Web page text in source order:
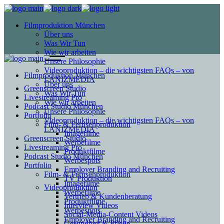
Filmproduktion München
Über uns
Was Wir Tun
Wie wir arbeiten
Unsere Philosophie
Videoproduktion – die wichtigsten FAQs – von
LANIZMEDIA
Greenscreen Studio
Livestreaming Pro
Podcast Studio München
Portfolio
Film- & Fernsehproduktion
Imagefilme
Werbefilme
Produktfilme
Werbespots
Employer Branding and Recruiting
TV Produktion
Videoproduktion
Vertrieb & Kundenberatung
Interview Videos
Social-Media-Content Videos
Filmproduktion München
Über uns
Was Wir Tun
Wie wir arbeiten
Unsere Philosophie
Videoproduktion – die wichtigsten FAQs – von
LANIZMEDIA
Greenscreen Studio
Livestreaming Pro
Podcast Studio München
Portfolio
Film- & Fernsehproduktion
Imagefilme
Werbefilme
Produktfilme
Werbespots
Employer Branding and Recruiting